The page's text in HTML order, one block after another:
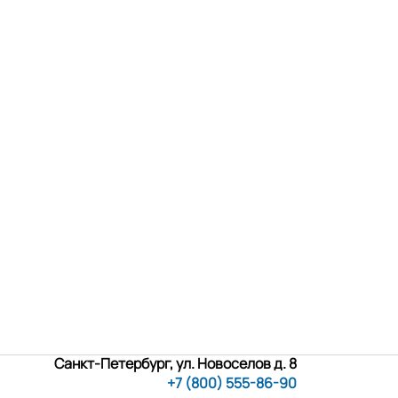
Санкт-Петербург, ул. Новоселов д. 8
+7 (800) 555-86-90